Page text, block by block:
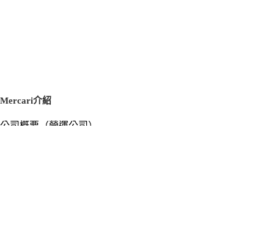
Mercari介紹
公司概要（營運公司）